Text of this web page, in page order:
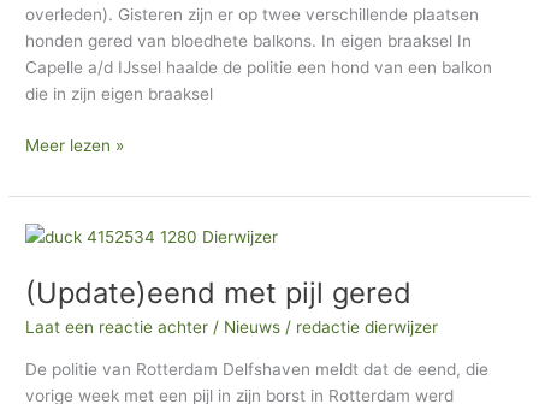
overleden). Gisteren zijn er op twee verschillende plaatsen
honden gered van bloedhete balkons. In eigen braaksel In
Capelle a/d IJssel haalde de politie een hond van een balkon
die in zijn eigen braaksel
Meer lezen »
(Update)eend met pijl gered
Laat een reactie achter / Nieuws / redactie dierwijzer
De politie van Rotterdam Delfshaven meldt dat de eend, die
vorige week met een pijl in zijn borst in Rotterdam werd
(Update)eend
pijl
gered